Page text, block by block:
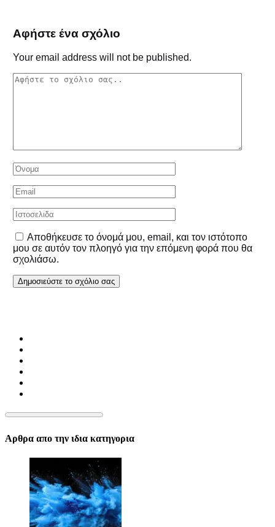
Αφήστε ένα σχόλιο
Your email address will not be published.
Αποθήκευσε το όνομά μου, email, και τον ιστότοπο
μου σε αυτόν τον πλοηγό για την επόμενη φορά που θα
σχολιάσω.
Αρθρα απο την ιδια κατηγορια